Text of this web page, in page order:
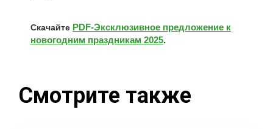
Скачайте PDF-Эксклюзивное предложение к
новогодним праздникам 2025.
Смотрите также